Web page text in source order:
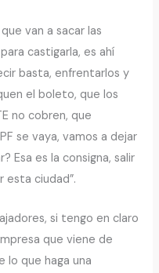
van a sacar las
castigarla, es ahí
basta, enfrentarlos y
el boleto, que los
no cobren, que
se vaya, vamos a dejar
Esa es la consigna, salir
esta ciudad”.
si tengo en claro
que viene de
lo que haga una